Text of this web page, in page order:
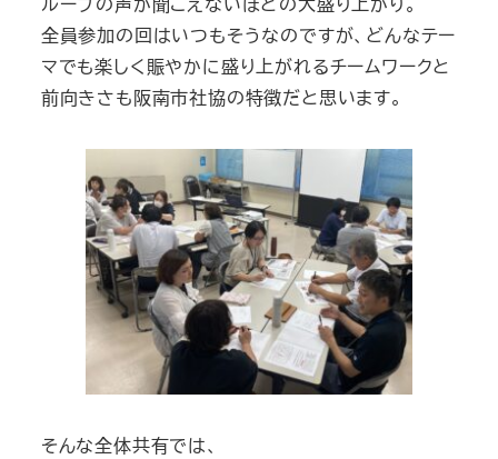
全員参加の回はいつもそうなのですが、どんなテー
マでも楽しく賑やかに盛り上がれるチームワークと
前向きさも阪南市社協の特徴だと思います。
そんな全体共有では、